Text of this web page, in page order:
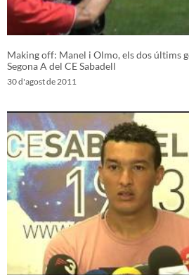
Making off: Manel i Olmo, els dos últims
Segona A del CE Sabadell
30 d'agost de 2011